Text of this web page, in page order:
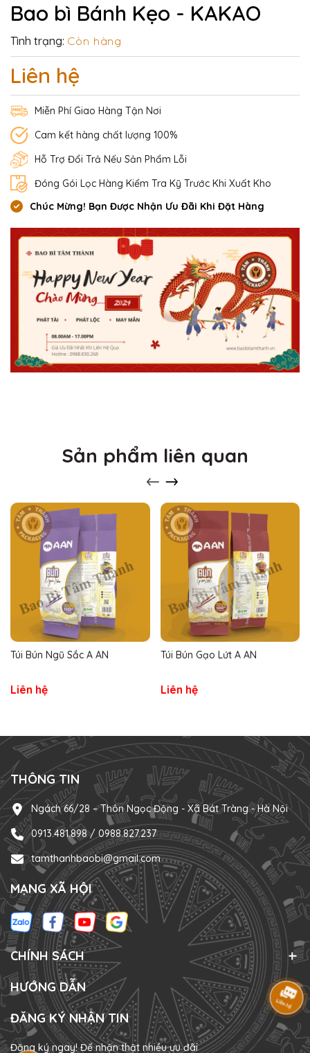
Bao bì Bánh Kẹo - KAKAO
Tình trạng: Còn hàng
Liên hệ
Miễn Phí Giao Hàng Tận Nơi
Cam kết hàng chất lượng 100%
Hỗ Trợ Đổi Trả Nếu Sản Phẩm Lỗi
Đóng Gói Lọc Hàng Kiểm Tra Kỹ Trước Khi Xuất Kho
Chúc Mừng! Bạn Được Nhận Ưu Đãi Khi Đặt Hàng
Sản phẩm liên quan
Túi Bún Ngũ Sắc A AN
Liên hệ
Túi Bún Gạo Lứt A AN
Liên hệ
THÔNG TIN
Ngách 66/28 – Thôn Ngọc Động - Xã Bát Tràng - Hà Nội
0913.481.898 / 0988.827.237
tamthanhbaobi@gmail.com
MẠNG XÃ HỘI
CHÍNH SÁCH
HƯỚNG DẪN
ĐĂNG KÝ NHẬN TIN
Đăng ký ngay! Để nhận thật nhiều ưu đãi